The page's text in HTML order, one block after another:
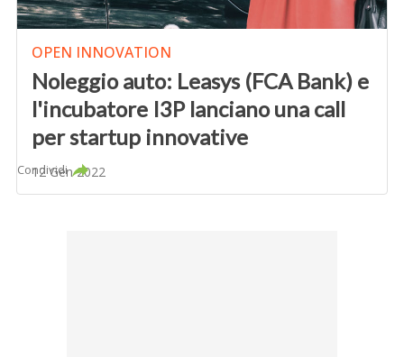
OPEN INNOVATION
Noleggio auto: Leasys (FCA Bank) e
l'incubatore I3P lanciano una call
per startup innovative
12 Gen 2022
Condividi